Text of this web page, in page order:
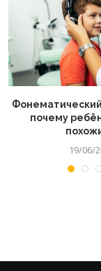
почему
19/06/